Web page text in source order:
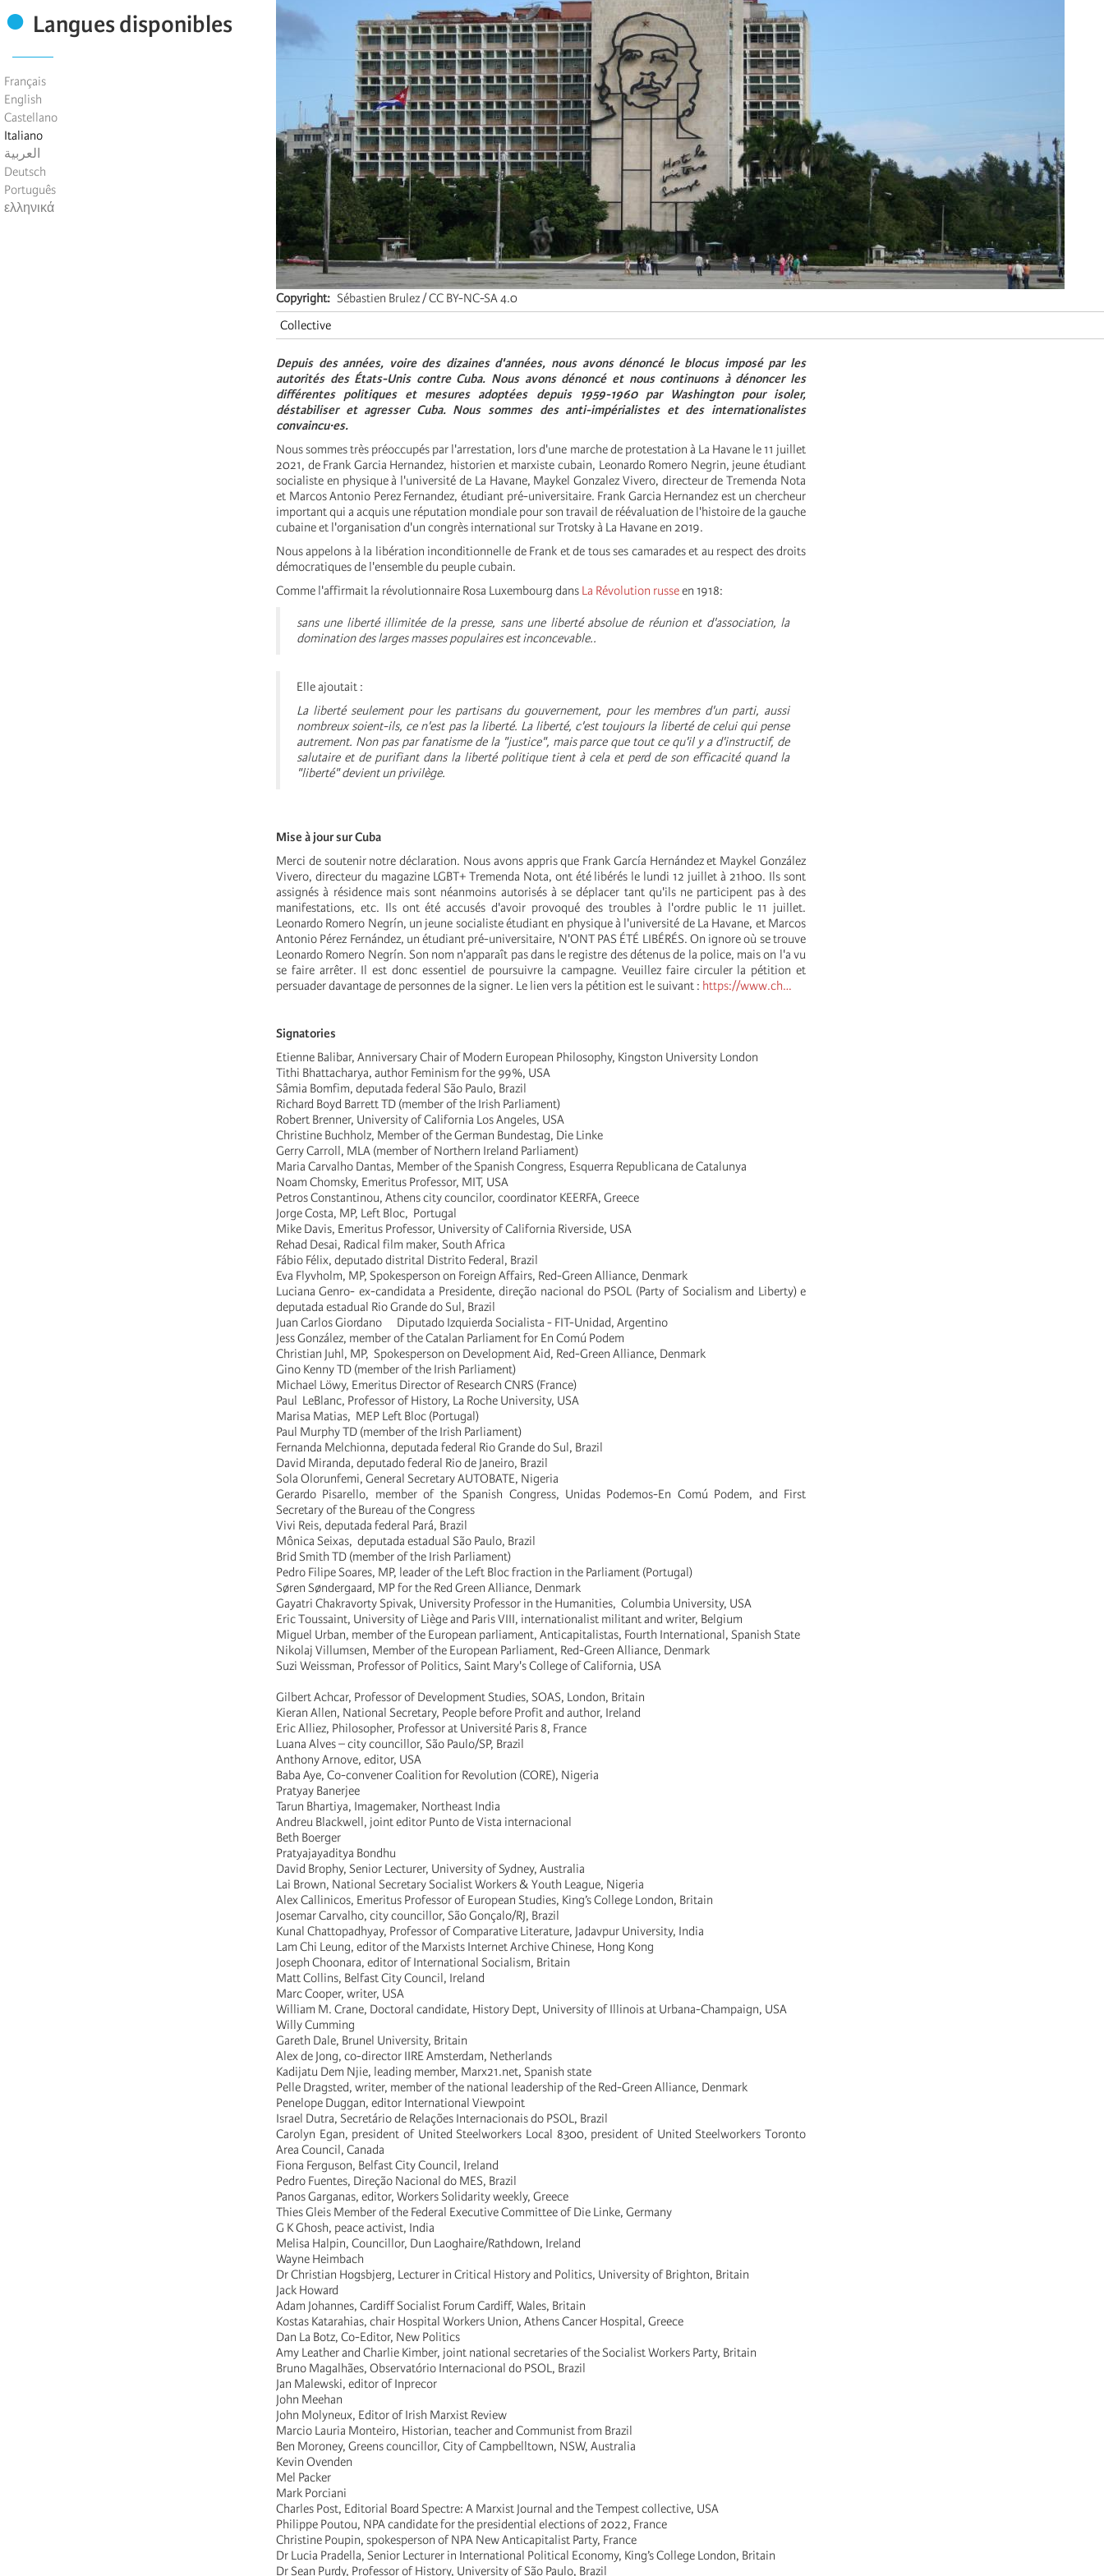
Langues disponibles
Français
English
Castellano
Italiano
العربية
Deutsch
Português
ελληνικά
Copyright
Sébastien Brulez / CC BY-NC-SA 4.0
Collective
Depuis des années, voire des dizaines d'années, nous avons dénoncé le blocus imposé par les
autorités des États-Unis contre Cuba. Nous avons dénoncé et nous continuons à dénoncer les
différentes politiques et mesures adoptées depuis 1959-1960 par Washington pour isoler,
déstabiliser et agresser Cuba. Nous sommes des anti-impérialistes et des internationalistes
convaincu·es.
Nous sommes très préoccupés par l'arrestation, lors d'une marche de protestation à La Havane le 11 juillet
2021, de Frank Garcia Hernandez, historien et marxiste cubain, Leonardo Romero Negrin, jeune étudiant
socialiste en physique à l'université de La Havane, Maykel Gonzalez Vivero, directeur de Tremenda Nota
et Marcos Antonio Perez Fernandez, étudiant pré-universitaire. Frank Garcia Hernandez est un chercheur
important qui a acquis une réputation mondiale pour son travail de réévaluation de l'histoire de la gauche
cubaine et l'organisation d'un congrès international sur Trotsky à La Havane en 2019.
Nous appelons à la libération inconditionnelle de Frank et de tous ses camarades et au respect des droits
démocratiques de l'ensemble du peuple cubain.
Comme l'affirmait la révolutionnaire Rosa Luxembourg dans La Révolution russeen 1918:
sans une liberté illimitée de la presse, sans une liberté absolue de réunion et d'association, la
domination des larges masses populaires est inconcevable..
Elle ajoutait :
La liberté seulement pour les partisans du gouvernement, pour les membres d'un parti, aussi
nombreux soient-ils, ce n'est pas la liberté. La liberté, c'est toujours la liberté de celui qui pense
autrement. Non pas par fanatisme de la "justice", mais parce que tout ce qu'il y a d'instructif, de
salutaire et de purifiant dans la liberté politique tient à cela et perd de son efficacité quand la
"liberté" devient un privilège.
Mise à jour sur Cuba
Merci de soutenir notre déclaration. Nous avons appris que Frank García Hernández et Maykel González
Vivero, directeur du magazine LGBT+ Tremenda Nota, ont été libérés le lundi 12 juillet à 21h00. Ils sont
assignés à résidence mais sont néanmoins autorisés à se déplacer tant qu'ils ne participent pas à des
manifestations, etc. Ils ont été accusés d'avoir provoqué des troubles à l'ordre public le 11 juillet.
Leonardo Romero Negrín, un jeune socialiste étudiant en physique à l'université de La Havane, et Marcos
Antonio Pérez Fernández, un étudiant pré-universitaire, N'ONT PAS ÉTÉ LIBÉRÉS. On ignore où se trouve
Leonardo Romero Negrín. Son nom n'apparaît pas dans le registre des détenus de la police, mais on l'a vu
se faire arrêter. Il est donc essentiel de poursuivre la campagne. Veuillez faire circuler la pétition et
persuader davantage de personnes de la signer. Le lien vers la pétition est le suivant : https://www.ch…
Signatories
Etienne Balibar, Anniversary Chair of Modern European Philosophy, Kingston University London
Tithi Bhattacharya, author Feminism for the 99%, USA
Sâmia Bomfim, deputada federal São Paulo, Brazil
Richard Boyd Barrett TD (member of the Irish Parliament)
Robert Brenner, University of California Los Angeles, USA
Christine Buchholz, Member of the German Bundestag, Die Linke
Gerry Carroll, MLA (member of Northern Ireland Parliament)
Maria Carvalho Dantas, Member of the Spanish Congress, Esquerra Republicana de Catalunya
Noam Chomsky, Emeritus Professor, MIT, USA
Petros Constantinou, Athens city councilor, coordinator KEERFA, Greece
Jorge Costa, MP, Left Bloc, Portugal
Mike Davis, Emeritus Professor, University of California Riverside, USA
Rehad Desai, Radical film maker, South Africa
Fábio Félix, deputado distrital Distrito Federal, Brazil
Eva Flyvholm, MP, Spokesperson on Foreign Affairs, Red-Green Alliance, Denmark
Luciana Genro- ex-candidata a Presidente, direção nacional do PSOL (Party of Socialism and Liberty) e
deputada estadual Rio Grande do Sul, Brazil
Juan Carlos Giordano Diputado Izquierda Socialista - FIT-Unidad, Argentino
Jess González, member of the Catalan Parliament for En Comú Podem
Christian Juhl, MP, Spokesperson on Development Aid, Red-Green Alliance, Denmark
Gino Kenny TD (member of the Irish Parliament)
Michael Löwy, Emeritus Director of Research CNRS (France)
Paul LeBlanc, Professor of History, La Roche University, USA
Marisa Matias, MEP Left Bloc (Portugal)
Paul Murphy TD (member of the Irish Parliament)
Fernanda Melchionna, deputada federal Rio Grande do Sul, Brazil
David Miranda, deputado federal Rio de Janeiro, Brazil
Sola Olorunfemi, General Secretary AUTOBATE, Nigeria
Gerardo Pisarello, member of the Spanish Congress, Unidas Podemos-En Comú Podem, and First
Secretary of the Bureau of the Congress
Vivi Reis, deputada federal Pará, Brazil
Mônica Seixas, deputada estadual São Paulo, Brazil
Brid Smith TD (member of the Irish Parliament)
Pedro Filipe Soares, MP, leader of the Left Bloc fraction in the Parliament (Portugal)
Søren Søndergaard, MP for the Red Green Alliance, Denmark
Gayatri Chakravorty Spivak, University Professor in the Humanities, Columbia University, USA
Eric Toussaint, University of Liège and Paris VIII, internationalist militant and writer, Belgium
Miguel Urban, member of the European parliament, Anticapitalistas, Fourth International, Spanish State
Nikolaj Villumsen, Member of the European Parliament, Red-Green Alliance, Denmark
Suzi Weissman, Professor of Politics, Saint Mary's College of California, USA
Gilbert Achcar, Professor of Development Studies, SOAS, London, Britain
Kieran Allen, National Secretary, People before Profit and author, Ireland
Eric Alliez, Philosopher, Professor at Université Paris 8, France
Luana Alves – city councillor, São Paulo/SP, Brazil
Anthony Arnove, editor, USA
Baba Aye, Co-convener Coalition for Revolution (CORE), Nigeria
Pratyay Banerjee
Tarun Bhartiya, Imagemaker, Northeast India
Andreu Blackwell, joint editor Punto de Vista internacional
Beth Boerger
Pratyajayaditya Bondhu
David Brophy, Senior Lecturer, University of Sydney, Australia
Lai Brown, National Secretary Socialist Workers & Youth League, Nigeria
Alex Callinicos, Emeritus Professor of European Studies, King’s College London, Britain
Josemar Carvalho, city councillor, São Gonçalo/RJ, Brazil
Kunal Chattopadhyay, Professor of Comparative Literature, Jadavpur University, India
Lam Chi Leung, editor of the Marxists Internet Archive Chinese, Hong Kong
Joseph Choonara, editor of International Socialism, Britain
Matt Collins, Belfast City Council, Ireland
Marc Cooper, writer, USA
William M. Crane, Doctoral candidate, History Dept, University of Illinois at Urbana-Champaign, USA
Willy Cumming
Gareth Dale, Brunel University, Britain
Alex de Jong, co-director IIRE Amsterdam, Netherlands
Kadijatu Dem Njie, leading member, Marx21.net, Spanish state
Pelle Dragsted, writer, member of the national leadership of the Red-Green Alliance, Denmark
Penelope Duggan, editor International Viewpoint
Israel Dutra, Secretário de Relações Internacionais do PSOL, Brazil
Carolyn Egan, president of United Steelworkers Local 8300, president of United Steelworkers Toronto
Area Council, Canada
Fiona Ferguson, Belfast City Council, Ireland
Pedro Fuentes, Direção Nacional do MES, Brazil
Panos Garganas, editor, Workers Solidarity weekly, Greece
Thies Gleis Member of the Federal Executive Committee of Die Linke, Germany
G K Ghosh, peace activist, India
Melisa Halpin, Councillor, Dun Laoghaire/Rathdown, Ireland
Wayne Heimbach
Dr Christian Hogsbjerg, Lecturer in Critical History and Politics, University of Brighton, Britain
Jack Howard
Adam Johannes, Cardiff Socialist Forum Cardiff, Wales, Britain
Kostas Katarahias, chair Hospital Workers Union, Athens Cancer Hospital, Greece
Dan La Botz, Co-Editor, New Politics
Amy Leather and Charlie Kimber, joint national secretaries of the Socialist Workers Party, Britain
Bruno Magalhães, Observatório Internacional do PSOL, Brazil
Jan Malewski, editor of Inprecor
John Meehan
John Molyneux, Editor of Irish Marxist Review
Marcio Lauria Monteiro, Historian, teacher and Communist from Brazil
Ben Moroney, Greens councillor, City of Campbelltown, NSW, Australia
Kevin Ovenden
Mel Packer
Mark Porciani
Charles Post, Editorial Board Spectre: A Marxist Journal and the Tempest collective, USA
Philippe Poutou, NPA candidate for the presidential elections of 2022, France
Christine Poupin, spokesperson of NPA New Anticapitalist Party, France
Dr Lucia Pradella, Senior Lecturer in International Political Economy, King’s College London, Britain
Dr Sean Purdy, Professor of History, University of São Paulo, Brazil